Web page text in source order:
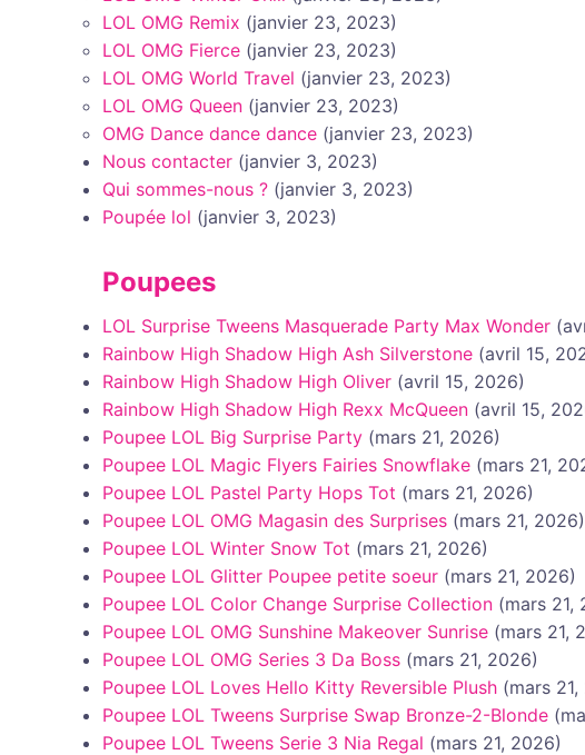
LOL OMG Remix (janvier 23, 2023)
LOL OMG Fierce (janvier 23, 2023)
LOL OMG World Travel (janvier 23, 2023)
LOL OMG Queen (janvier 23, 2023)
OMG Dance dance dance (janvier 23, 2023)
Nous contacter (janvier 3, 2023)
Qui sommes-nous ? (janvier 3, 2023)
Poupée lol (janvier 3, 2023)
Poupees
LOL Surprise Tweens Masquerade Party Max Wonder
Rainbow High Shadow High Ash Silverstone (avril 15,
Rainbow High Shadow High Oliver (avril 15, 2026)
Rainbow High Shadow High Rexx McQueen (avril 15,
Poupee LOL Big Surprise Party (mars 21, 2026)
Poupee LOL Magic Flyers Fairies Snowflake (mars 21,
Poupee LOL Pastel Party Hops Tot (mars 21, 2026)
Poupee LOL OMG Magasin des Surprises (mars 21, 2026)
Poupee LOL Winter Snow Tot (mars 21, 2026)
Poupee LOL Glitter Poupee petite soeur (mars 21, 2026)
Poupee LOL Color Change Surprise Collection (mars 21,
Poupee LOL OMG Sunshine Makeover Sunrise (mars 21,
Poupee LOL OMG Series 3 Da Boss (mars 21, 2026)
Poupee LOL Loves Hello Kitty Reversible Plush (mars
Poupee LOL Tweens Surprise Swap Bronze-2-Blonde
Poupee LOL Tweens Serie 3 Nia Regal (mars 21, 2026)